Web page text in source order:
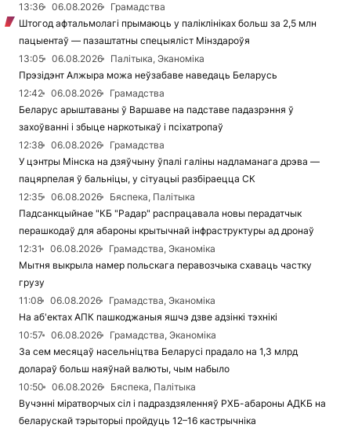
13:36
06.08.2026
Грамадства
Штогод афтальмолагі прымаюць у паліклініках больш за 2,5 млн
пацыентаў — пазаштатны спецыяліст Мінздароўя
13:05
06.08.2026
Палітыка, Эканоміка
Прэзідэнт Алжыра можа неўзабаве наведаць Беларусь
12:42
06.08.2026
Грамадства
Беларус арыштаваны ў Варшаве на падставе падазрэння ў
захоўванні і збыце наркотыкаў і псіхатропаў
12:38
06.08.2026
Грамадства
У цэнтры Мінска на дзяўчыну ўпалі галіны надламанага дрэва —
пацярпелая ў бальніцы, у сітуацыі разбіраецца СК
12:35
06.08.2026
Бяспека, Палітыка
Падсанкцыйнае "КБ "Радар" распрацавала новы перадатчык
перашкодаў для абароны крытычнай інфраструктуры ад дронаў
12:31
06.08.2026
Грамадства, Эканоміка
Мытня выкрыла намер польскага перавозчыка схаваць частку
грузу
11:08
06.08.2026
Грамадства, Эканоміка
На аб'ектах АПК пашкоджаныя яшчэ дзве адзінкі тэхнікі
10:57
06.08.2026
Грамадства, Эканоміка
За сем месяцаў насельніцтва Беларусі прадало на 1,3 млрд
долараў больш наяўнай валюты, чым набыло
10:50
06.08.2026
Бяспека, Палітыка
Вучэнні міратворчых сіл і падраздзяленняў РХБ-абароны АДКБ на
беларускай тэрыторыі пройдуць 12–16 кастрычніка